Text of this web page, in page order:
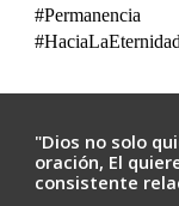
#Permanencia
#HaciaLaEternidad
"Dios no solo
oración, El
consistente